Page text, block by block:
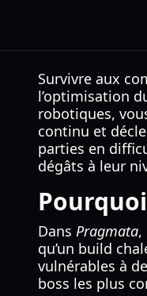
Survivre aux
l’optimisation
robotiques,
continu et
parties en
dégâts à leur
Dans Pragmata,
qu’un build
vulnérables à
boss les plus